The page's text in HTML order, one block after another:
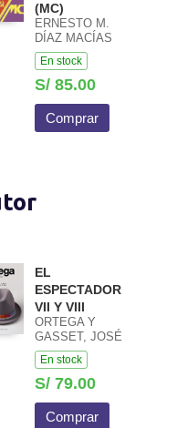
(MC)
ERNESTO M.
DÍAZ MACÍAS
En stock
S/ 85.00
Comprar
EL
ESPECTADOR
VII Y VIII
ORTEGA Y
GASSET, JOSÉ
En stock
S/ 79.00
Comprar